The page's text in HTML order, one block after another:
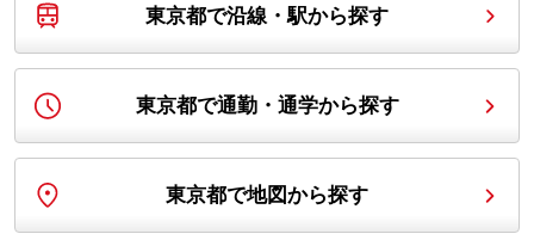
東京都で沿線・駅から探す
東京都で通勤・通学から探す
東京都で地図から探す